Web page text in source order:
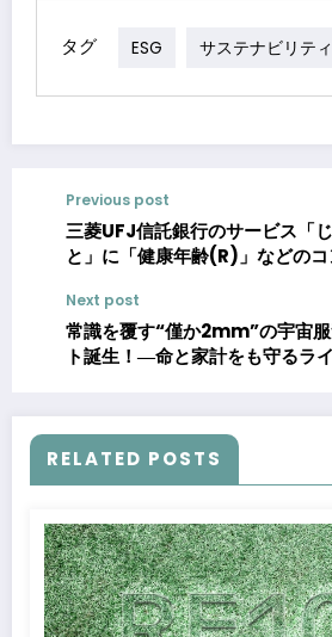
タグ ESG サステナビリティ
Previous post
三菱UFJ信託銀行のサービス「
と」に「健康年齢(R)」などの
Next post
常識を覆す“僅か2mm”の宇宙
ト誕生！―命と家計をも守るラ
RELATED POSTS